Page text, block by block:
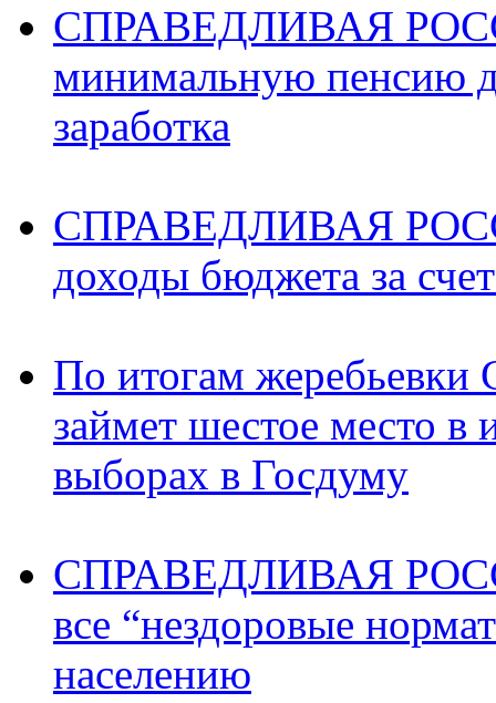
СПРАВЕДЛИВАЯ
минимальную пенсию
заработка
СПРАВЕДЛИВАЯ
доходы бюджета за
По итогам
займет шестое место в
выборах в Госдуму
СПРАВЕДЛИВАЯ
все “нездоровые
населению